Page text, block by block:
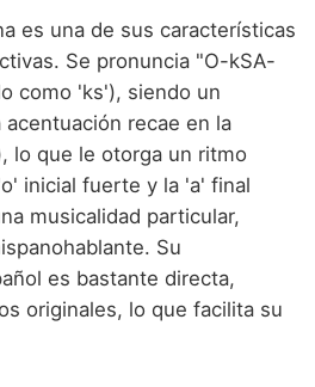
es una de sus características
Se pronuncia "O-kSA-
como 'ks'), siendo un
recae en la
lo que le otorga un ritmo
inicial fuerte y la 'a' final
musicalidad particular,
Su
es bastante directa,
originales, lo que facilita su